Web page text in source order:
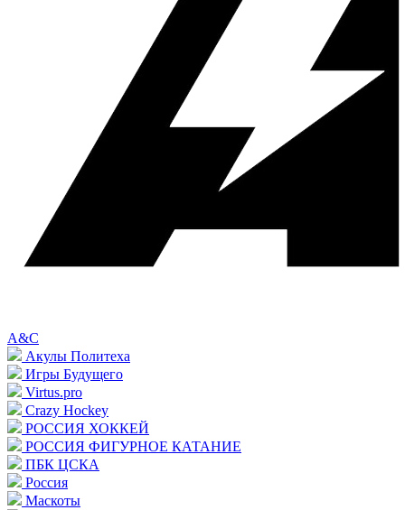
A&C
Акулы Политеха
Игры Будущего
Virtus.pro
Crazy Hockey
РОССИЯ ХОККЕЙ
РОССИЯ ФИГУРНОЕ КАТАНИЕ
ПБК ЦСКА
Россия
Маскоты